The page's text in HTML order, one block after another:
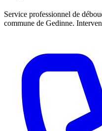
Service professionnel de
commune de Gedinne.